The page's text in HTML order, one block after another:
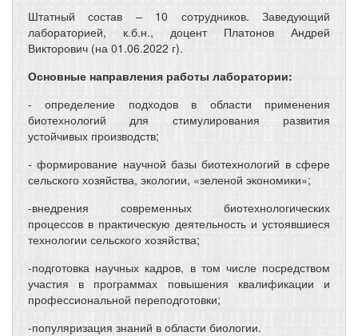
Штатный состав – 10 сотрудников. Заведующий
лабораторией, к.б.н., доцент Платонов Андрей
Викторович (на 01.06.2022 г).
Основные направления работы лаборатории:
- определение подходов в области применения
биотехнологий для стимулирования развития
устойчивых производств;
- формирование научной базы биотехнологий в сфере
сельского хозяйства, экологии, «зеленой экономики»;
-внедрения современных биотехнологических
процессов в практическую деятельность и устоявшиеся
технологии сельского хозяйства;
-подготовка научных кадров, в том числе посредством
участия в программах повышения квалификации и
профессиональной переподготовки;
-популяризация знаний в области биологии.